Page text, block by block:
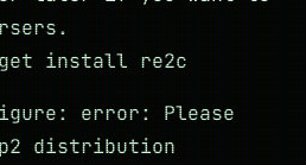
install re2c
error: Please
distribution